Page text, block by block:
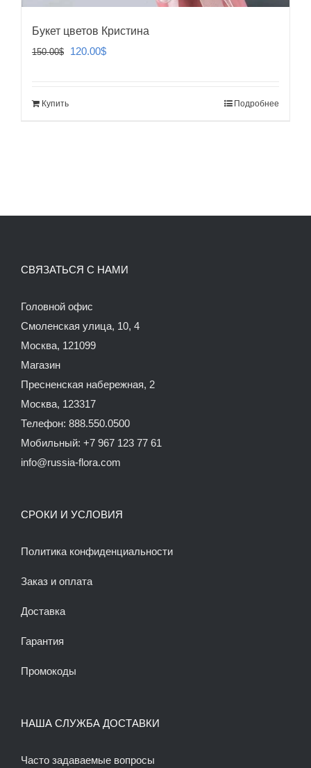
Букет цветов Кристина
150.00$
Первоначальная
120.00$Текущая
Купить Подробнее
СВЯЗАТЬСЯ С НАМИ
Головной офис
Смоленская улица, 10, 4
Москва, 121099
Магазин
Пресненская набережная, 2
Москва, 123317
Телефон: 888.550.0500
Мобильный: +7 967 123 77 61
info@russia-flora.com
СРОКИ И УСЛОВИЯ
Политика конфиденциальности
Заказ и оплата
Доставка
Гарантия
Промокоды
НАША СЛУЖБА ДОСТАВКИ
Часто задаваемые вопросы